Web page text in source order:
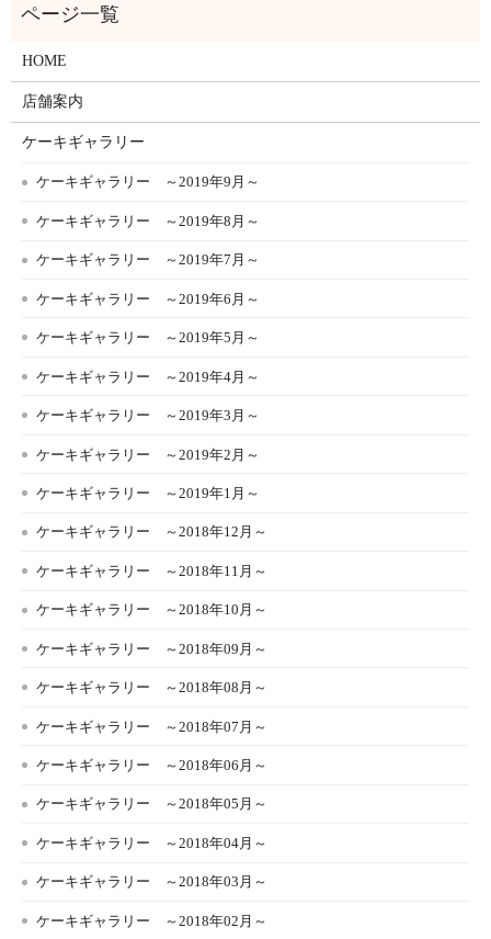
HOME
店舗案内
ケーキギャラリー
ケーキギャラリー ～2019年9月～
ケーキギャラリー ～2019年8月～
ケーキギャラリー ～2019年7月～
ケーキギャラリー ～2019年6月～
ケーキギャラリー ～2019年5月～
ケーキギャラリー ～2019年4月～
ケーキギャラリー ～2019年3月～
ケーキギャラリー ～2019年2月～
ケーキギャラリー ～2019年1月～
ケーキギャラリー ～2018年12月～
ケーキギャラリー ～2018年11月～
ケーキギャラリー ～2018年10月～
ケーキギャラリー ～2018年09月～
ケーキギャラリー ～2018年08月～
ケーキギャラリー ～2018年07月～
ケーキギャラリー ～2018年06月～
ケーキギャラリー ～2018年05月～
ケーキギャラリー ～2018年04月～
ケーキギャラリー ～2018年03月～
ケーキギャラリー ～2018年02月～